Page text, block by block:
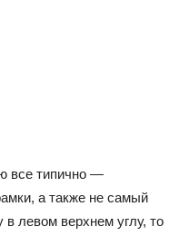
все типично —
а также не самый
левом верхнем углу, то